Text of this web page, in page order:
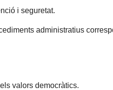
i seguretat.
administratius
valors democràtics.